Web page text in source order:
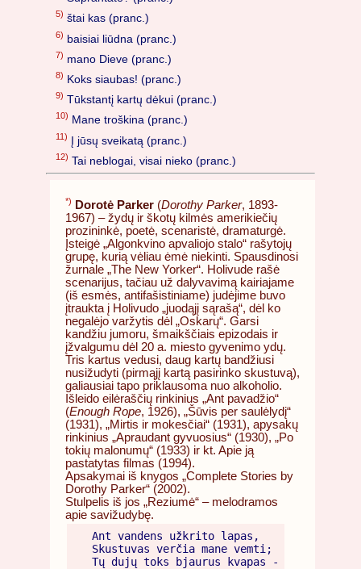
5) štai kas (pranc.)
6) baisiai liūdna (pranc.)
7) mano Dieve (pranc.)
8) Koks siaubas! (pranc.)
9) Tūkstantį kartų dėkui (pranc.)
10) Mane troškina (pranc.)
11) Į jūsų sveikatą (pranc.)
12) Tai neblogai, visai nieko (pranc.)
*) Dorotė Parker (Dorothy Parker, 1893-
1967) – žydų ir škotų kilmės amerikiečių
prozininkė, poetė, scenaristė, dramaturgė.
Įsteigė „Algonkvino apvaliojo stalo“ rašytojų
grupę, kurią vėliau ėmė niekinti. Spausdinosi
žurnale „The New Yorker“. Holivude rašė
scenarijus, tačiau už dalyvavimą kairiajame
(iš esmės, antifašistiniame) judėjime buvo
įtraukta į Holivudo „juodąjį sąrašą“, dėl ko
negalėjo varžytis dėl „Oskarų“. Garsi
kandžiu jumoru, šmaikščiais epizodais ir
įžvalgumu dėl 20 a. miesto gyvenimo ydų.
Tris kartus vedusi, daug kartų bandžiusi
nusižudyti (pirmąjį kartą pasirinko skustuvą),
galiausiai tapo priklausoma nuo alkoholio.
Išleido eilėraščių rinkinius „Ant pavadžio“
(Enough Rope, 1926), „Šūvis per saulėlydį“
(1931), „Mirtis ir mokesčiai“ (1931), apysakų
rinkinius „Apraudant gyvuosius“ (1930), „Po
tokių malonumų“ (1933) ir kt. Apie ją
pastatytas filmas (1994).
Apsakymai iš knygos „Complete Stories by
Dorothy Parker“ (2002).
Stulpelis iš jos „Reziumė“ – melodramos
apie savižudybę.
Ant vandens užkrito lapas,
Skustuvas verčia mane vemti;
Tų dujų toks bjaurus kvapas -